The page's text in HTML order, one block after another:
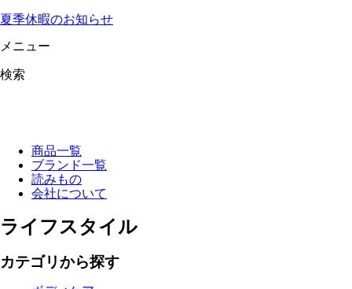
夏季休暇のお知らせ
メニュー
検索
商品一覧
ブランド一覧
読みもの
会社について
ライフスタイル
カテゴリから探す